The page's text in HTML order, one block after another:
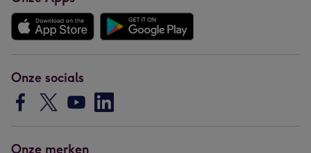
Onze socials
Onze merken